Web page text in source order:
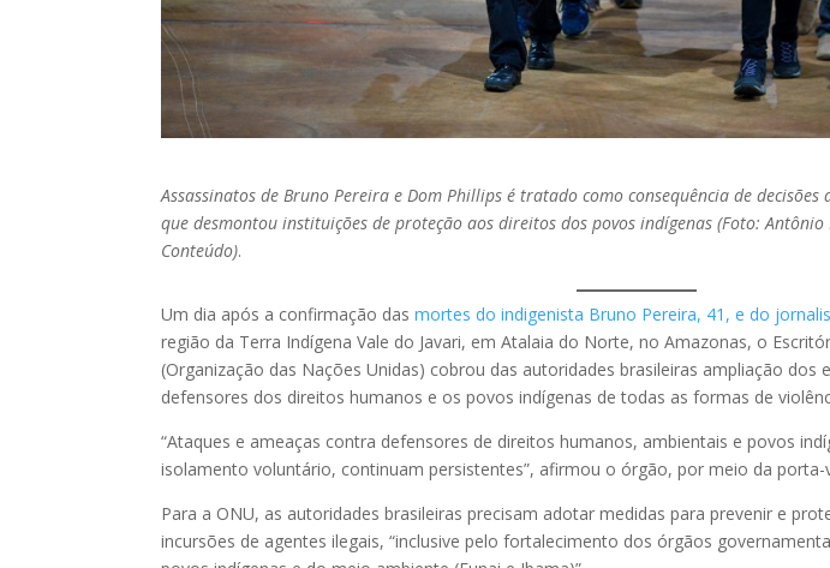
Assassinatos de Bruno Pereira e Dom Phillips é tratado como consequência de decisões
que desmontou instituições de proteção aos direitos dos povos indígenas (Foto:
Conteúdo).
Um dia após a confirmação dasmortes do indigenista Bruno Pereira, 41, e do
região da Terra Indígena Vale do Javari, em Atalaia do Norte, no Amazonas, o
(Organização das Nações Unidas) cobrou das autoridades brasileiras ampliação dos
defensores dos direitos humanos e os povos indígenas de todas as formas de
“Ataques e ameaças contra defensores de direitos humanos, ambientais e povos
isolamento voluntário, continuam persistentes”, afirmou o órgão, por meio da porta-
Para a ONU, as autoridades brasileiras precisam adotar medidas para prevenir e
incursões de agentes ilegais, “inclusive pelo fortalecimento dos órgãos